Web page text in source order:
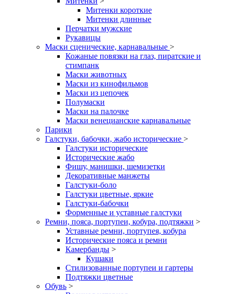
Митенки короткие
Митенки длинные
Перчатки мужские
Рукавицы
Маски сценические, карнавальные >
Кожаные повязки на глаз, пиратские и
стимпанк
Маски животных
Маски из кинофильмов
Маски из цепочек
Полумаски
Маски на палочке
Маски венецианские карнавальные
Парики
Галстуки, бабочки, жабо исторические >
Галстуки исторические
Исторические жабо
Фишу, манишки, шемизетки
Декоративные манжеты
Галстуки-боло
Галстуки цветные, яркие
Галстуки-бабочки
Форменные и уставные галстуки
Ремни, пояса, портупеи, кобура, подтяжки >
Уставные ремни, портупея, кобура
Исторические пояса и ремни
Камербанды >
Кушаки
Стилизованные портупеи и гартеры
Подтяжки цветные
Обувь >